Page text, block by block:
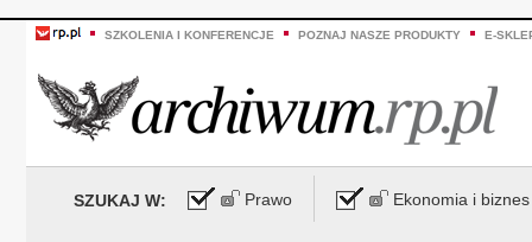
SZKOLENIA I KONFERENCJE POZNAJ NASZE PRODUKTY E-
SZUKAJ W: Prawo Ekonomia i biznes